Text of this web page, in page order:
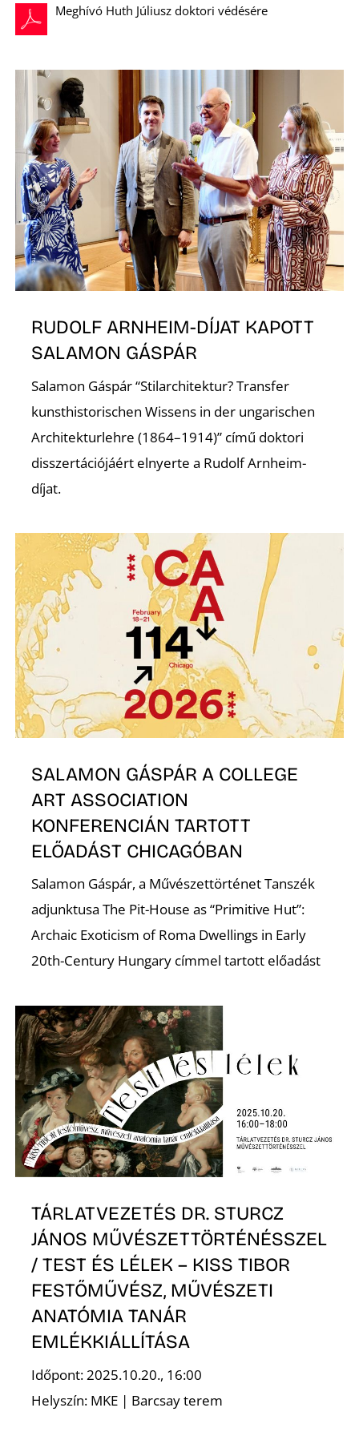
Meghívó Huth Júliusz doktori védésére
RUDOLF ARNHEIM-DÍJAT KAPOTT
SALAMON GÁSPÁR
Salamon Gáspár “Stilarchitektur? Transfer
kunsthistorischen Wissens in der ungarischen
Architekturlehre (1864–1914)” című doktori
disszertációjáért elnyerte a Rudolf Arnheim-
díjat.
SALAMON GÁSPÁR A COLLEGE
ART ASSOCIATION
KONFERENCIÁN TARTOTT
ELŐADÁST CHICAGÓBAN
Salamon Gáspár, a Művészettörténet Tanszék
adjunktusa The Pit-House as “Primitive Hut”:
Archaic Exoticism of Roma Dwellings in Early
20th-Century Hungary címmel tartott előadást
TÁRLATVEZETÉS DR. STURCZ
JÁNOS MŰVÉSZETTÖRTÉNÉSSZEL
/ TEST ÉS LÉLEK – KISS TIBOR
FESTŐMŰVÉSZ, MŰVÉSZETI
ANATÓMIA TANÁR
EMLÉKKIÁLLÍTÁSA
Időpont: 2025.10.20., 16:00
Helyszín: MKE | Barcsay terem